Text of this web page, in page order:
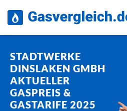
Inhalt
STADTWERKE
DINSLAKEN GMBH
AKTUELLER
GASPREIS &
GASTARIFE 2025